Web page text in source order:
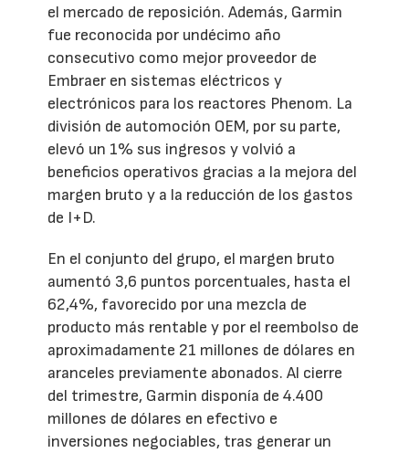
el mercado de reposición. Además, Garmin
fue reconocida por undécimo año
consecutivo como mejor proveedor de
Embraer en sistemas eléctricos y
electrónicos para los reactores Phenom. La
división de automoción OEM, por su parte,
elevó un 1% sus ingresos y volvió a
beneficios operativos gracias a la mejora del
margen bruto y a la reducción de los gastos
de I+D.
En el conjunto del grupo, el margen bruto
aumentó 3,6 puntos porcentuales, hasta el
62,4%, favorecido por una mezcla de
producto más rentable y por el reembolso de
aproximadamente 21 millones de dólares en
aranceles previamente abonados. Al cierre
del trimestre, Garmin disponía de 4.400
millones de dólares en efectivo e
inversiones negociables, tras generar un